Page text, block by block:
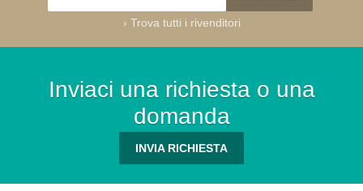
› Trova tutti i rivenditori
Inviaci una richiesta o una
domanda
INVIA RICHIESTA